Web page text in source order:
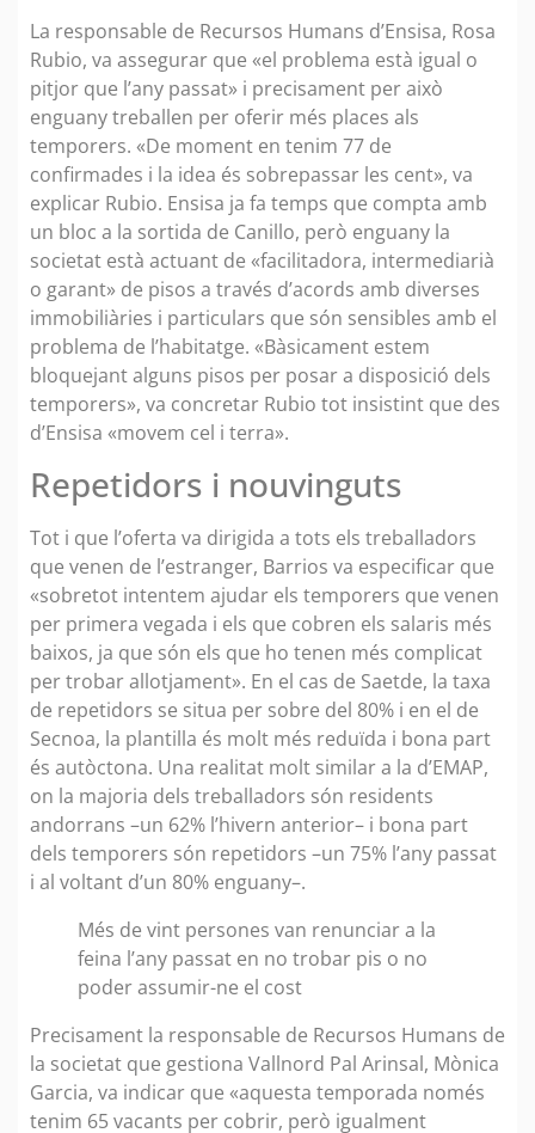
La responsable de Recursos Humans d’Ensisa, Rosa
Rubio, va assegurar que «el problema està igual o
pitjor que l’any passat» i precisament per això
enguany treballen per oferir més places als
temporers. «De moment en tenim 77 de
confirmades i la idea és sobrepassar les cent», va
explicar Rubio. Ensisa ja fa temps que compta amb
un bloc a la sortida de Canillo, però enguany la
societat està actuant de «facilitadora, intermediarià
o garant» de pisos a través d’acords amb diverses
immobiliàries i particulars que són sensibles amb el
problema de l’habitatge. «Bàsicament estem
bloquejant alguns pisos per posar a disposició dels
temporers», va concretar Rubio tot insistint que des
d’Ensisa «movem cel i terra».
Repetidors i nouvinguts
Tot i que l’oferta va dirigida a tots els treballadors
que venen de l’estranger, Barrios va especificar que
«sobretot intentem ajudar els temporers que venen
per primera vegada i els que cobren els salaris més
baixos, ja que són els que ho tenen més complicat
per trobar allotjament». En el cas de Saetde, la taxa
de repetidors se situa per sobre del 80% i en el de
Secnoa, la plantilla és molt més reduïda i bona part
és autòctona. Una realitat molt similar a la d’EMAP,
on la majoria dels treballadors són residents
andorrans –un 62% l’hivern anterior– i bona part
dels temporers són repetidors –un 75% l’any passat
i al voltant d’un 80% enguany–.
Més de vint persones van renunciar a la
feina l’any passat en no trobar pis o no
poder assumir-ne el cost
Precisament la responsable de Recursos Humans de
la societat que gestiona Vallnord Pal Arinsal, Mònica
Garcia, va indicar que «aquesta temporada només
tenim 65 vacants per cobrir, però igualment